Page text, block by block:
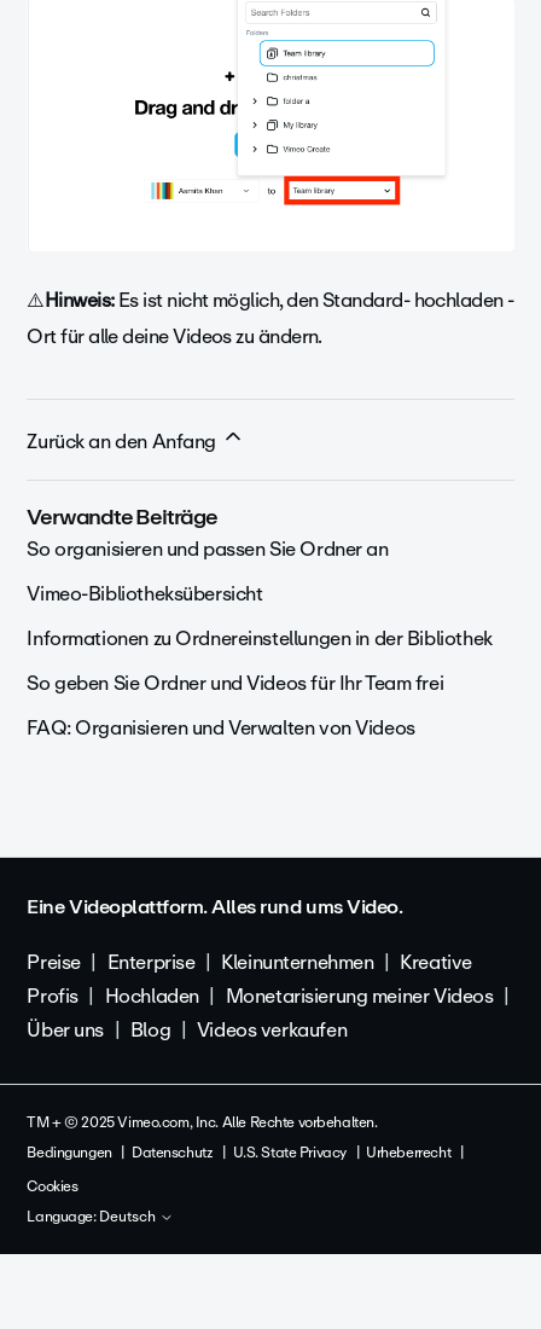
⚠️Hinweis:Es ist nicht möglich, den Standard- hochladen -
Ort für alle deine Videos zu ändern.
Zurück an den Anfang
Verwandte Beiträge
So organisieren und passen Sie Ordner an
Vimeo-Bibliotheksübersicht
Informationen zu Ordnereinstellungen in der Bibliothek
So geben Sie Ordner und Videos für Ihr Team frei
FAQ: Organisieren und Verwalten von Videos
Eine Videoplattform. Alles rund ums Video.
Preise
Enterprise Kleinunternehmen
Kreative
Profis
Hochladen
Monetarisierung meiner Videos
Über uns
Blog Videos verkaufen
TM + © 2025 Vimeo.com, Inc. Alle Rechte vorbehalten.
Bedingungen
Datenschutz U.S. State Privacy
Urheberrecht
Cookies
Language:Deutsch